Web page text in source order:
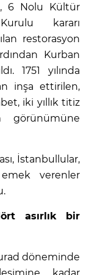
6 Nolu Kültür
kararı
restorasyon
Kurban
1751 yılında
inşa ettirilen,
iki yıllık titiz
görünümüne
İstanbullular,
verenler
asırlık bir
döneminde